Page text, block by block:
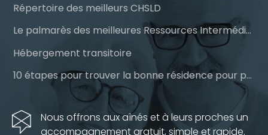
Répertoire des meilleurs CHSLD
Le palmarès des meilleures Ressources Intermédiaires (RI)
Hébergement transitoire
10 étapes pour trouver la bonne résidence pour personnes âgées
Nous offrons aux aînés et à leurs proches un
accompagnement gratuit, simple et rapide.